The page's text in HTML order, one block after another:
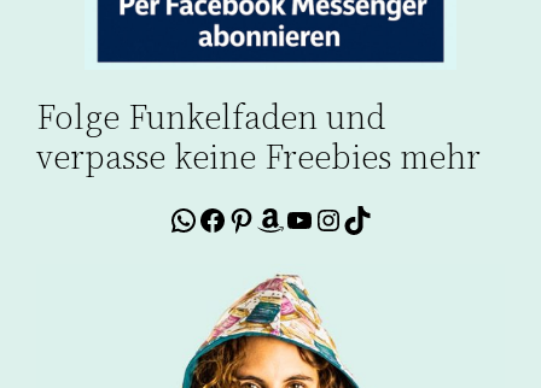
Folge Funkelfaden und
verpasse keine Freebies mehr
WhatsApp
Facebook
Pinterest
Amazon
YouTube
Instagram
TikTok